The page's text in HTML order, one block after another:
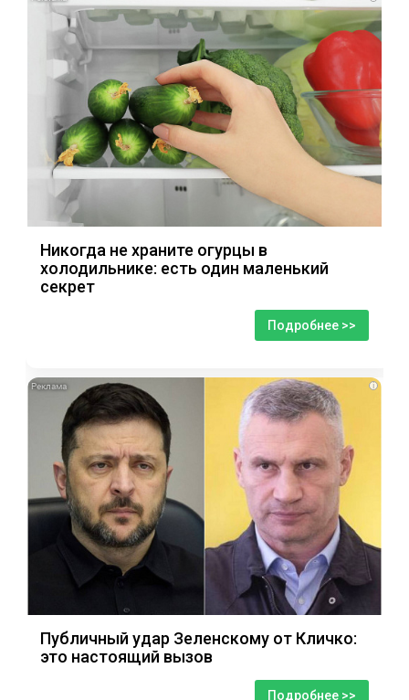
Никогда не храните огурцы в
холодильнике: есть один маленький
секрет
Подробнее >>
i
Публичный удар Зеленскому от Кличко:
это настоящий вызов
Подробнее >>